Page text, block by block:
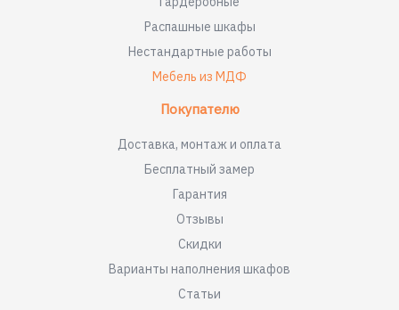
Распашные шкафы
Нестандартные работы
Мебель из МДФ
Покупателю
Доставка, монтаж и оплата
Бесплатный замер
Гарантия
Отзывы
Скидки
Варианты наполнения шкафов
Статьи